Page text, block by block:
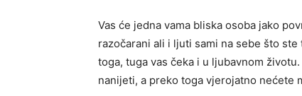
Vas će jedna vama bliska osoba jako
razočarani ali i ljuti sami na sebe što
toga, tuga vas čeka i u ljubavnom
nanijeti, a preko toga vjerojatno nećete